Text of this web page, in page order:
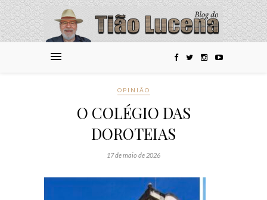
OPINIÃO
O COLÉGIO DAS
DOROTEIAS
17 de maio de 2026